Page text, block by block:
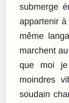
submerge
appartenir
même
marchent
que moi
moindres
soudain